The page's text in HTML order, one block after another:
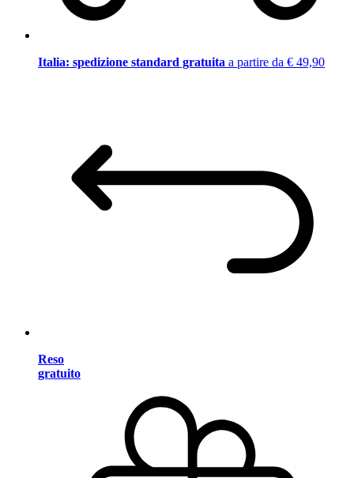
Italia: spedizione standard gratuita a partire da € 49,90
Reso
gratuito